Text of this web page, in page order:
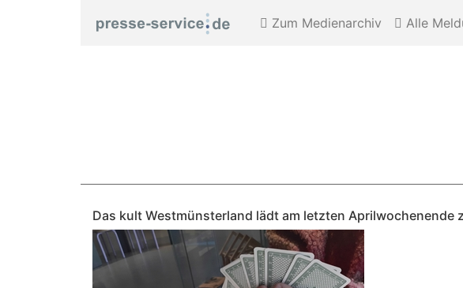
Zum Medienarchiv Alle
Das kult Westmünsterland lädt am letzten